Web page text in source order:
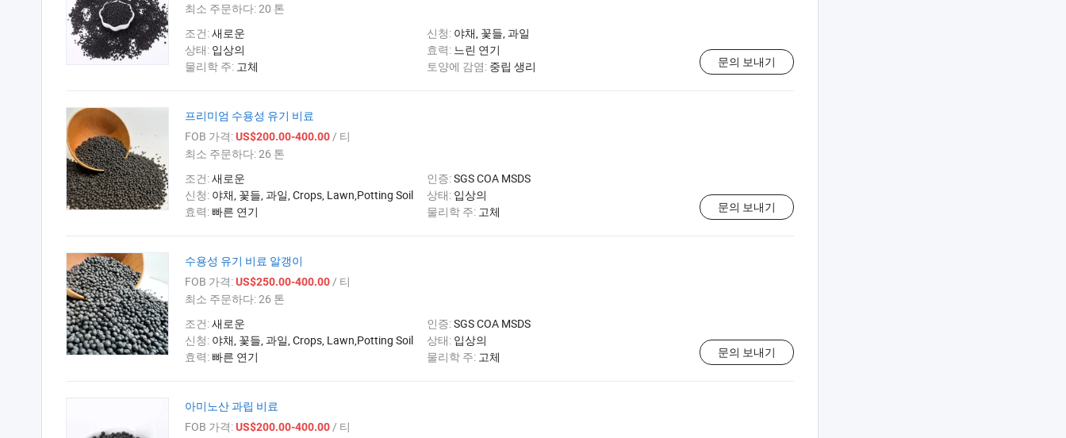
최소 주문하다:20 톤
조건:새로운 신청: 야채, 꽃들, 과일
상태: 입상의 효력: 느린 연기
물리학 주: 고체 토양에 감염: 중립 생리 문의 보내기
프리미엄 수용성 유기 비료
FOB 가격:US$200.00-400.00/ 티
최소 주문하다:26 톤
조건:새로운 인증:SGS COA MSDS
신청: 야채, 꽃들, 과일, Crops, Lawn,Potting Soil 상태: 입상의
효력: 빠른 연기 물리학 주: 고체 문의 보내기
수용성 유기 비료 알갱이
FOB 가격:US$250.00-400.00/ 티
최소 주문하다:26 톤
조건:새로운 인증:SGS COA MSDS
신청: 야채, 꽃들, 과일, Crops, Lawn,Potting Soil 상태: 입상의
효력: 빠른 연기 물리학 주: 고체 문의 보내기
아미노산 과립 비료
FOB 가격:US$200.00-400.00/ 티